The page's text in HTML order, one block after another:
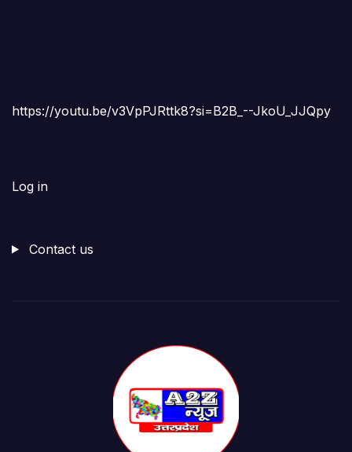
https://youtu.be/v3VpPJRttk8?si=B2B_--JkoU_JJQpy
Log in
Contact us